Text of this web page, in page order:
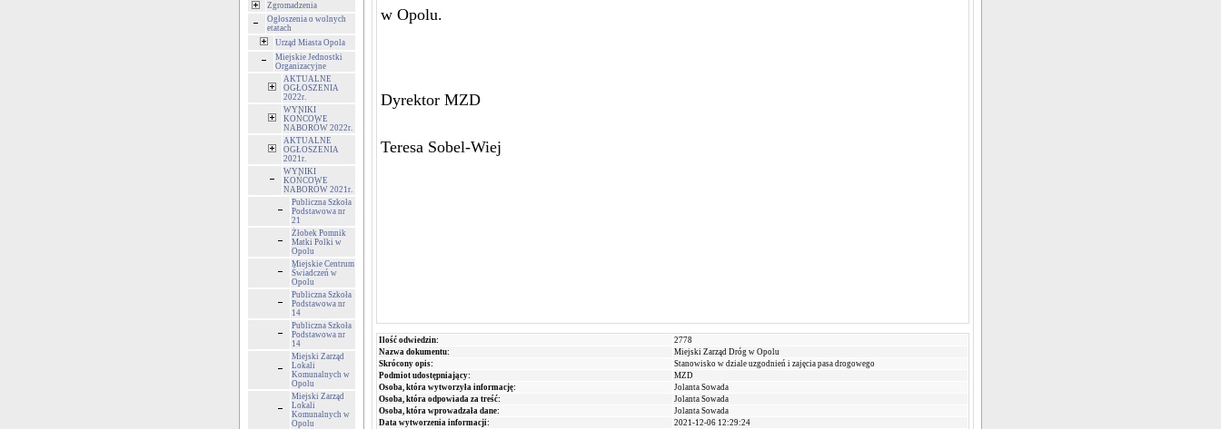
Zgromadzenia
Ogłoszenia o wolnych
etatach
Urząd Miasta Opola
Miejskie Jednostki
Organizacyjne
AKTUALNE
OGŁOSZENIA
2022r.
WYNIKI
KOŃCOWE
NABORÓW 2022r.
AKTUALNE
OGŁOSZENIA
2021r.
WYNIKI
KOŃCOWE
NABORÓW 2021r.
Publiczna Szkoła
Podstawowa nr
21
Żłobek Pomnik
Matki Polki w
Opolu
Miejskie Centrum
Świadczeń w
Opolu
Publiczna Szkoła
Podstawowa nr
14
Publiczna Szkoła
Podstawowa nr
14
Miejski Zarząd
Lokali
Komunalnych w
Opolu
Miejski Zarząd
Lokali
Komunalnych w
Opolu
w Opolu.
Dyrektor MZD
Teresa Sobel-Wiej
Ilość odwiedzin:
2778
Nazwa dokumentu:
Miejski Zarząd Dróg w Opolu
Skrócony opis:
Stanowisko w dziale uzgodnień i zajęcia pasa drogowego
Podmiot udostępniający:
MZD
Osoba, która wytworzyła informację:
Jolanta Sowada
Osoba, która odpowiada za treść:
Jolanta Sowada
Osoba, która wprowadzała dane:
Jolanta Sowada
Data wytworzenia informacji:
2021-12-06 12:29:24